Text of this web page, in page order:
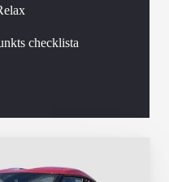
checklista